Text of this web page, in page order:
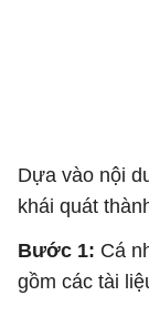
Dựa vào nội
khái quát
Bước 1: Cá
gồm các tài